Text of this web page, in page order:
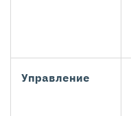
Управление